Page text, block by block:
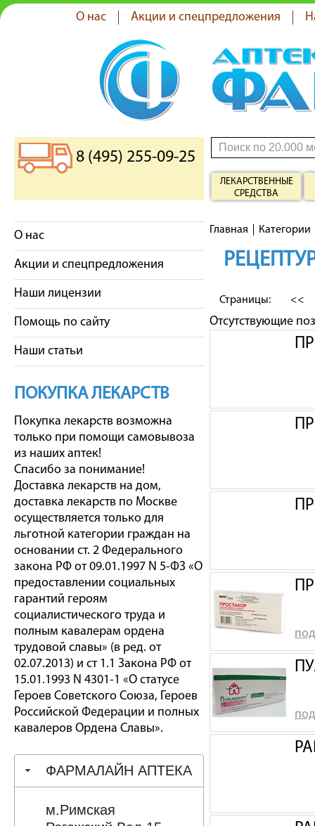
О нас Акции и спецпредложения
8 (495) 255-09-25
ЛЕКАРСТВЕННЫЕ
СРЕДСТВА
О нас
Акции и спецпредложения
Наши лицензии
Помощь по сайту
Наши статьи
ПОКУПКА ЛЕКАРСТВ
Покупка лекарств возможна
только при помощи самовывоза
из наших аптек!
Спасибо за понимание!
Доставка лекарств на дом,
доставка лекарств по Москве
осуществляется только для
льготной категории граждан на
основании ст. 2 Федерального
закона РФ от 09.01.1997 N 5-ФЗ «О
предоставлении социальных
гарантий героям
социалистического труда и
полным кавалерам ордена
трудовой славы» (в ред. от
02.07.2013) и ст 1.1 Закона РФ от
15.01.1993 N 4301-1 «О статусе
Героев Советского Союза, Героев
Российской Федерации и полных
кавалеров Ордена Славы».
ФАРМАЛАЙН АПТЕКА
м.Римская
Главная Категории
Страницы: <<
Отсутствующие